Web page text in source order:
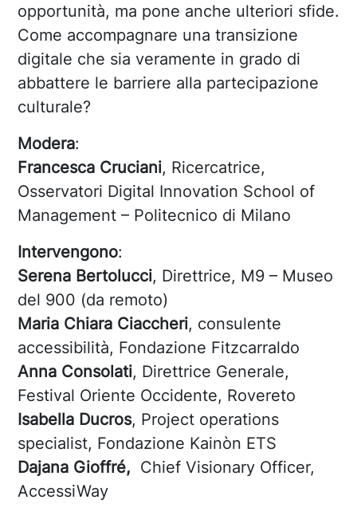
opportunità, ma pone anche ulteriori sfide.
Come accompagnare una transizione
digitale che sia veramente in grado di
abbattere le barriere alla partecipazione
culturale?
Modera:
Francesca Cruciani, Ricercatrice,
Osservatori Digital Innovation School of
Management – Politecnico di Milano
Intervengono:
Serena Bertolucci, Direttrice, M9 – Museo
del 900 (da remoto)
Maria Chiara Ciaccheri, consulente
accessibilità, Fondazione Fitzcarraldo
Anna Consolati, Direttrice Generale,
Festival Oriente Occidente, Rovereto
Isabella Ducros, Project operations
specialist, Fondazione Kainòn ETS
Dajana Gioffré, Chief Visionary Officer,
AccessiWay